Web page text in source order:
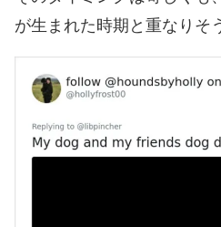
が生まれた時期と重なりそ